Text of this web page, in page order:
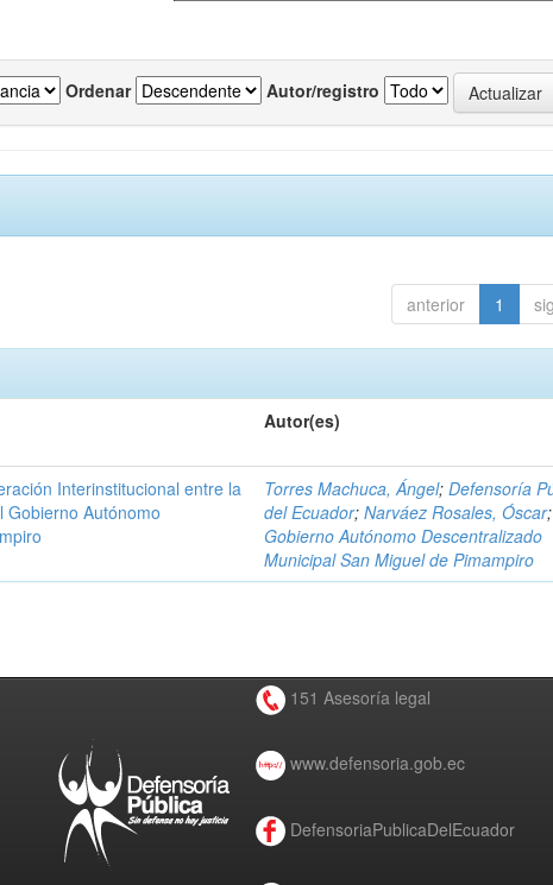
Ordenar Autor/registro
anterior 1
Autor(es)
Interinstitucional entre la
Gobierno Autónomo
Torres Machuca, Ángel;Defensoría
del Ecuador;Narváez Rosales, Óscar;
Gobierno Autónomo Descentralizado
Municipal San Miguel de Pimampiro
151 Asesoría legal
www.defensoria.gob.ec
DefensoriaPublicaDelEcuador